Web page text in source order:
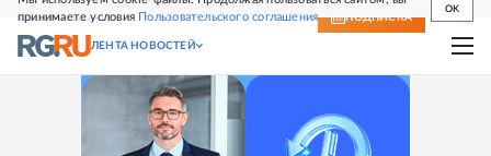
принимаете условия Пользовательского соглашения
OK
СВЕЖИЙ НОМЕР ПОДПИСКА
ЛЕНТА НОВОСТЕЙ